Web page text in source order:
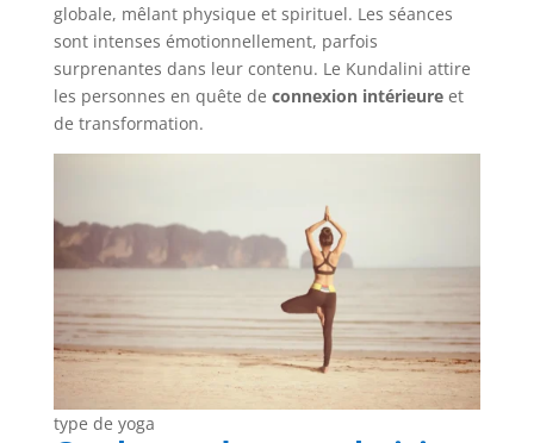
globale, mêlant physique et spirituel. Les séances
sont intenses émotionnellement, parfois
surprenantes dans leur contenu. Le Kundalini attire
les personnes en quête de connexion intérieureet
de transformation.
type de yoga